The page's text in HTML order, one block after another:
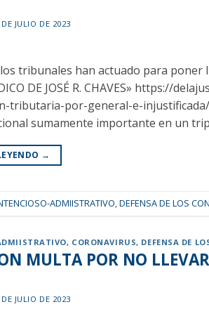
JULIO DE 2023
tribunales han actuado para
DE JOSÉ R. CHAVES» https://
tributaria-por-general-e-injustificada/
sumamente importante en un
→
ADMIISTRATIVO,DEFENSA DE LOS
, CORONAVIRUS, DEFENSA DE
MULTA POR NO
JULIO DE 2023